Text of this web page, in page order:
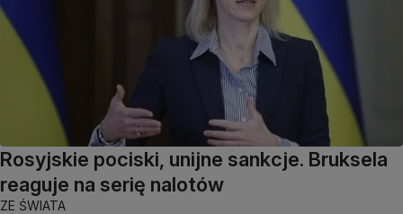
Rosyjskie pociski, unijne sankcje. Bruksela
reaguje na serię nalotów
ZE ŚWIATA